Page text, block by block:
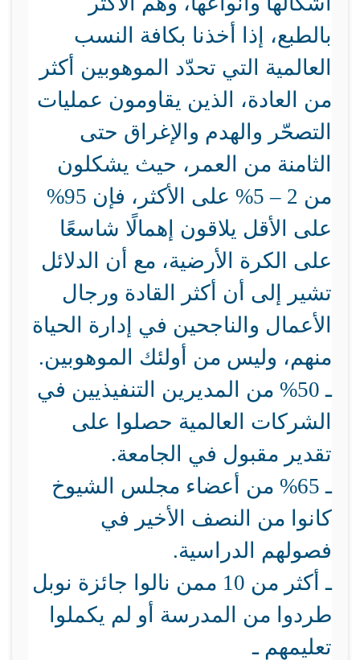
بالطبع، إذا أخذنا بكافة النسب
العالمية التي تحدّد الموهوبين أكثر
من العادة، الذين يقاومون عمليات
التصحّر والهدم والإغراق حتى
الثامنة من العمر، حيث يشكلون
من 2 – 5% على الأكثر، فإن 95%
على الأقل يلاقون إهمالًا شاسعًا
على الكرة الأرضية، مع أن الدلائل
تشير إلى أن أكثر القادة ورجال
الأعمال والناجحين في إدارة الحياة
منهم، وليس من أولئك الموهوبين.
ـ 50% من المديرين التنفيذيين في
الشركات العالمية حصلوا على
تقدير مقبول في الجامعة.
ـ 65% من أعضاء مجلس الشيوخ
كانوا من النصف الأخير في
فصولهم الدراسية.
ـ أكثر من 10 ممن نالوا جائزة نوبل
طردوا من المدرسة أو لم يكملوا
تعليمهم ـ